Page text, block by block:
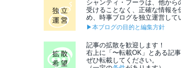
シャンティ・フーラは、他から
受けることなく、正確な情報を
め、時事ブログを独立運営して
▶本ブログの目的と編集方針
記事の拡散を歓迎します！
右上に「〜転載OK」とある記事
ぜひ転載してください。